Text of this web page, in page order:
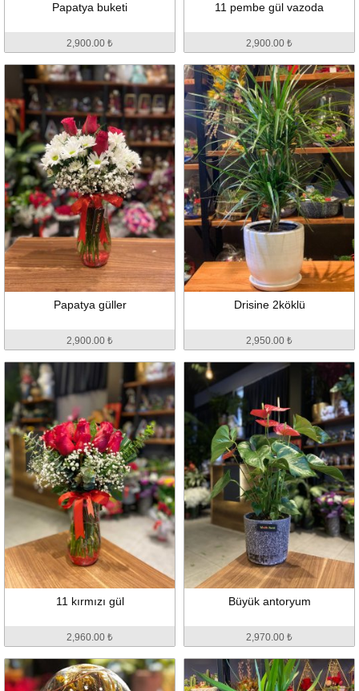
Papatya buketi
2,900.00 ₺
11 pembe gül vazoda
2,900.00 ₺
Papatya güller
2,900.00 ₺
Drisine 2köklü
2,950.00 ₺
11 kırmızı gül
2,960.00 ₺
Büyük antoryum
2,970.00 ₺